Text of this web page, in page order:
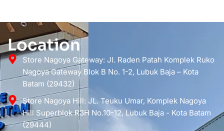
Location
Store Nagoya Gateway: Jl. Raden Patah Komplek Ruko
Nagoya Gateway Blok B No. 1-2, Lubuk Baja – Kota
Batam (29432)
Store Nagoya Hill: JL. Teuku Umar, Komplek Nagoya
Hill Superblok R3H No.10-12, Lubuk Baja - Kota Batam
(29444)